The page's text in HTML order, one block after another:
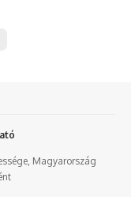
Magyarország